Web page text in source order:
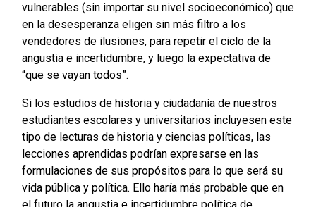
vulnerables (sin importar su nivel socioeconómico) que
en la desesperanza eligen sin más filtro a los
vendedores de ilusiones, para repetir el ciclo de la
angustia e incertidumbre, y luego la expectativa de
“que se vayan todos”.
Si los estudios de historia y ciudadanía de nuestros
estudiantes escolares y universitarios incluyesen este
tipo de lecturas de historia y ciencias políticas, las
lecciones aprendidas podrían expresarse en las
formulaciones de sus propósitos para lo que será su
vida pública y política. Ello haría más probable que en